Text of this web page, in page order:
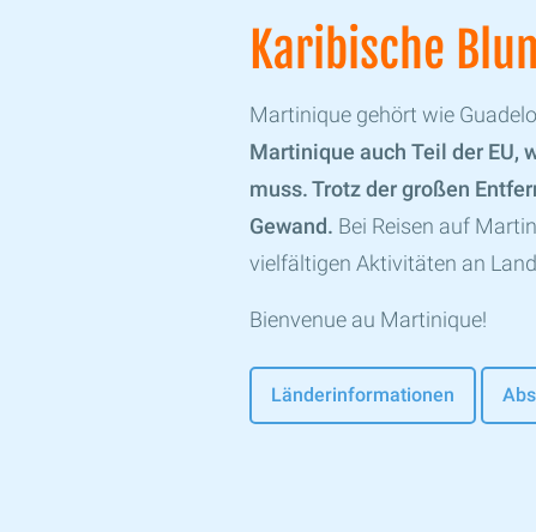
Karibische
Martinique gehört wie
Martinique auch Teil der EU,
muss. Trotz der großen
Gewand. Bei Reisen auf
vielfältigen Aktivitäten an
Bienvenue au Martinique!
Länderinformationen